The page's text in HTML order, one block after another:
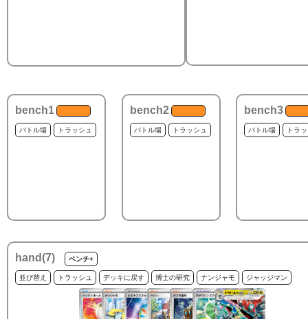
bench1
バトル場 トラッシュ
bench2
バトル場 トラッシュ
bench3
バトル場 トラ
hand(7) ベンチ+
並び替え トラッシュ デッキに戻す 博士の研究 ナンジャモ ジャッジマン